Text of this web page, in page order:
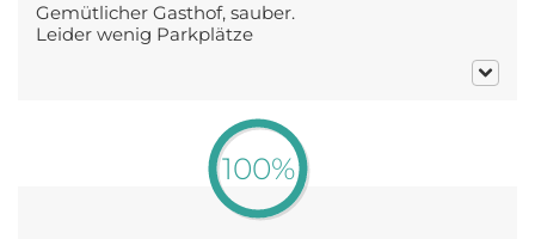
Gemütlicher Gasthof, sauber.
Leider wenig Parkplätze
100%